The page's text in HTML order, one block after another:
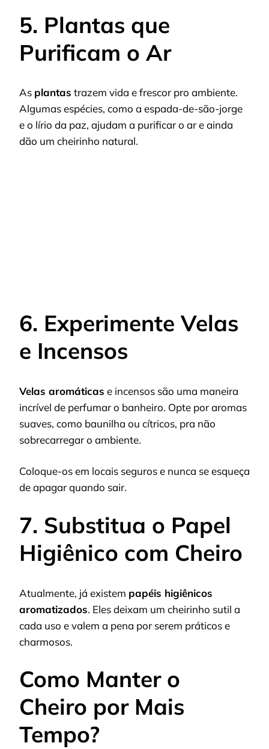
5. Plantas que
Purificam o Ar
As plantas trazem vida e frescor pro ambiente.
Algumas espécies, como a espada-de-são-jorge
e o lírio da paz, ajudam a purificar o ar e ainda
dão um cheirinho natural.
6. Experimente Velas
e Incensos
Velas aromáticas e incensos são uma maneira
incrível de perfumar o banheiro. Opte por aromas
suaves, como baunilha ou cítricos, pra não
sobrecarregar o ambiente.
Coloque-os em locais seguros e nunca se esqueça
de apagar quando sair.
7. Substitua o Papel
Higiênico com Cheiro
Atualmente, já existem papéis higiênicos
aromatizados. Eles deixam um cheirinho sutil a
cada uso e valem a pena por serem práticos e
charmosos.
Como Manter o
Cheiro por Mais
Tempo?